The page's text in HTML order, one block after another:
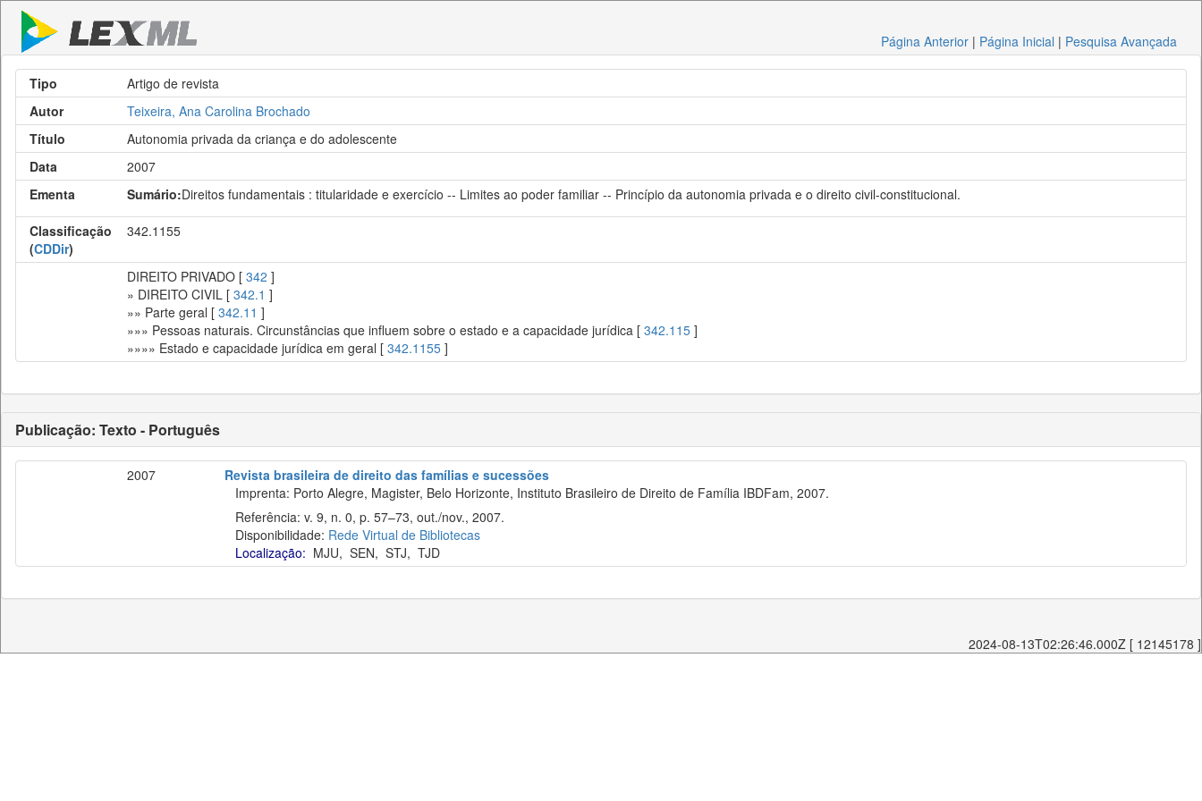
Página Anterior | Página Inicial | Pesquisa Avançada
Tipo
Artigo de revista
Autor
Teixeira, Ana Carolina Brochado
Título
Autonomia privada da criança e do adolescente
Data
2007
Ementa
Sumário:Direitos fundamentais : titularidade e exercício -- Limites ao poder familiar -- Princípio da autonomia privada e o direito civil-constitucional.
Classificação
(CDDir)
342.1155
DIREITO PRIVADO [ 342 ]
» DIREITO CIVIL [ 342.1 ]
»» Parte geral [ 342.11 ]
»»» Pessoas naturais. Circunstâncias que influem sobre o estado e a capacidade jurídica [ 342.115 ]
»»»» Estado e capacidade jurídica em geral [ 342.1155 ]
Publicação: Texto - Português
2007
Revista brasileira de direito das famílias e sucessões
Imprenta: Porto Alegre, Magister, Belo Horizonte, Instituto Brasileiro de Direito de Família IBDFam, 2007.
Referência: v. 9, n. 0, p. 57–73, out./nov., 2007.
Disponibilidade: Rede Virtual de Bibliotecas
Localização: MJU, SEN, STJ, TJD
2024-08-13T02:26:46.000Z [ 12145178 ]